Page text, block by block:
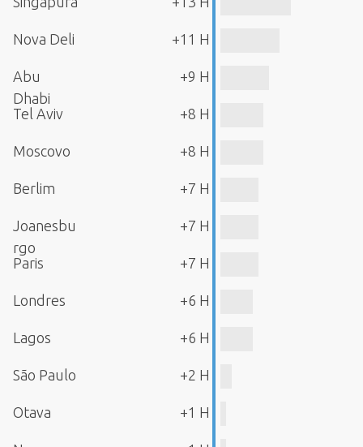
Nova Deli +11 H
Abu
Dhabi
+9 H
Tel Aviv +8 H
Moscovo +8 H
Berlim +7 H
Joanesbu
rgo
+7 H
Paris +7 H
Londres +6 H
Lagos +6 H
São Paulo +2 H
Otava +1 H